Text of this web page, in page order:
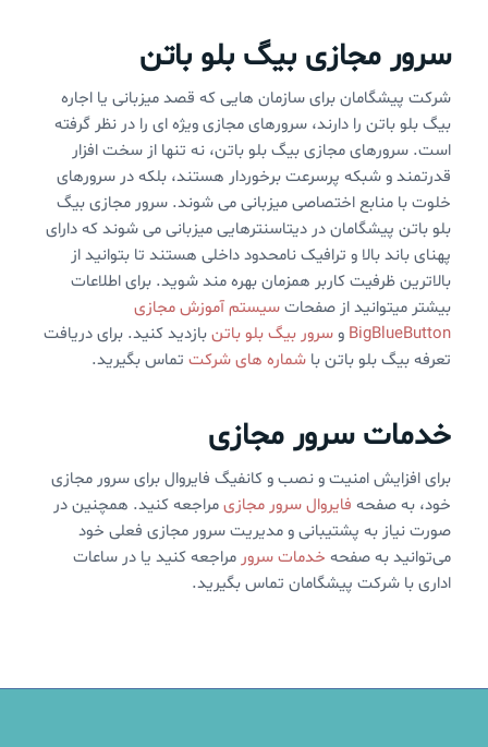
سرور مجازی بیگ بلو باتن
شرکت پیشگامان برای سازمان هایی که قصد میزبانی یا اجاره
بیگ بلو باتن را دارند، سرورهای مجازی ویژه ای را در نظر گرفته
است. سرورهای مجازی بیگ بلو باتن، نه تنها از سخت افزار
قدرتمند و شبکه پرسرعت برخوردار هستند، بلکه در سرورهای
خلوت با منابع اختصاصی میزبانی می شوند. سرور مجازی بیگ
بلو باتن پیشگامان در دیتاسنترهایی میزبانی می شوند که دارای
پهنای باند بالا و ترافیک نامحدود داخلی هستند تا بتوانید از
بالاترین ظرفیت کاربر همزمان بهره مند شوید. برای اطلاعات
بیشتر میتوانید از صفحاتسیستم آموزش مجازی
BigBlueButton وسرور بیگ بلو باتنبازدید کنید. برای دریافت
تعرفه بیگ بلو باتن با شماره های شرکتتماس بگیرید.
خدمات سرور مجازی
برای افزایش امنیت و نصب و کانفیگ فایروال برای سرور مجازی
خود، به صفحه فایروال سرور مجازیمراجعه کنید. همچنین در
صورت نیاز به پشتیبانی و مدیریت سرور مجازی فعلی خود
می‌توانید به صفحه خدمات سرور مراجعه کنید یا در ساعات
اداری با شرکت پیشگامان تماس بگیرید.